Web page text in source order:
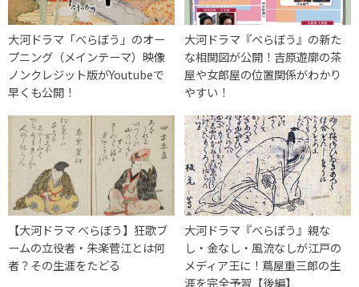
大河ドラマ「べらぼう」のオー
プニング（メインテーマ）映像
ノンクレジット版がYoutubeで
早くも公開！
大河ドラマ『べらぼう』の新た
な相関図が公開！吉原遊廓の茶
屋や女郎屋の位置関係がわかり
やすい！
【大河ドラマ べらぼう】狂歌ブ
ームの立役者・朱楽菅江とは何
者？その生涯をたどる
大河ドラマ『べらぼう』親な
し・金なし・風流なしが江戸の
メディア王に！蔦屋重三郎の生
涯を完全予習【後編】